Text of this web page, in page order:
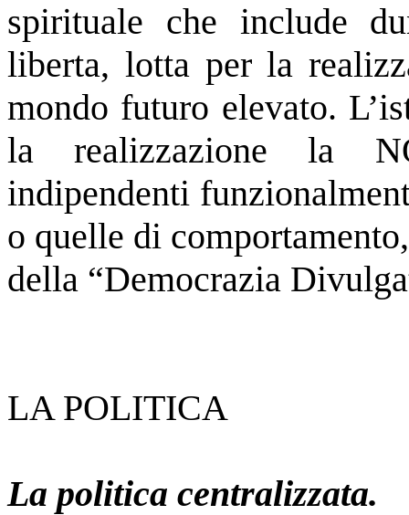
spirituale che include
liberta, lotta per la
mondo futuro elevato.
la realizzazione la
indipendenti
o quelle di
della “Democrazia
LA POLITICA
La politica centralizzata.